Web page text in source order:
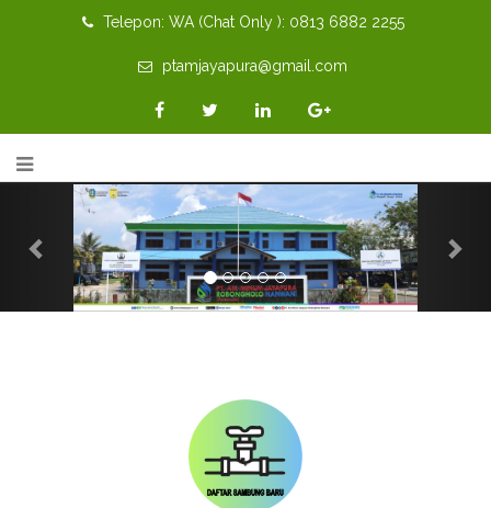
Telepon: WA (Chat Only ): 0813 6882 2255
ptamjayapura@gmail.com
Previous